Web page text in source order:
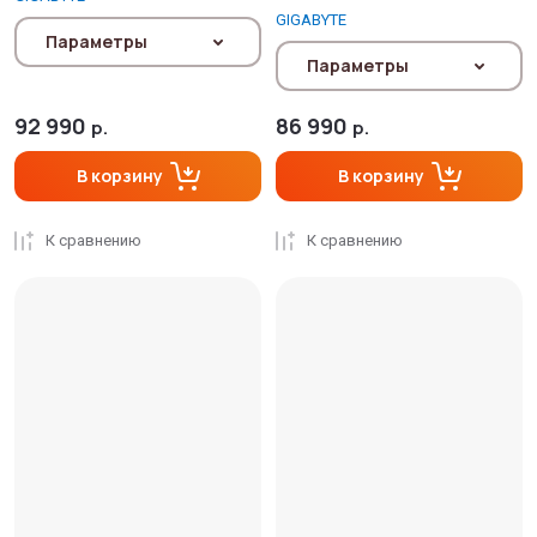
Параметры
92 990 р.
В корзину
К сравнению
GIGABYTE
Параметры
86 990 р.
В корзину
К сравнению